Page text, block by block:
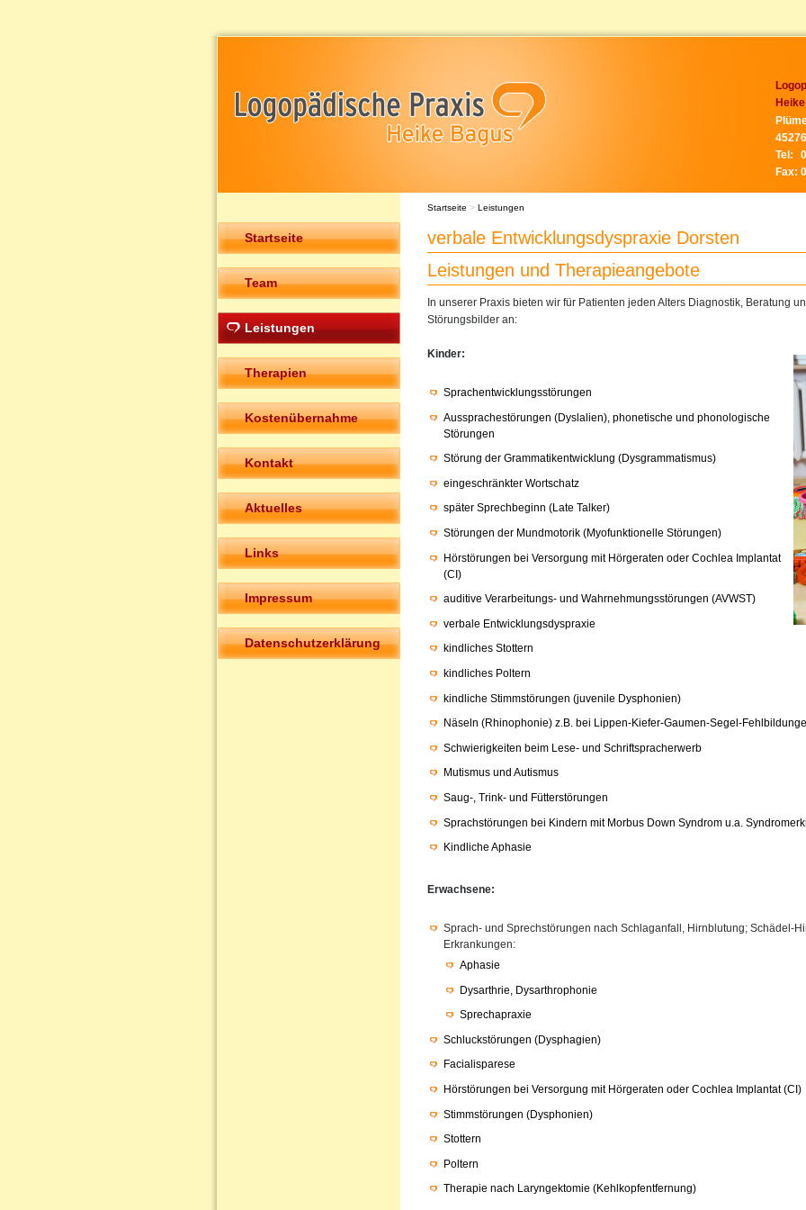
Tel:
Fax:
Startseite
Team
Leistungen
Therapien
Kostenübernahme
Kontakt
Aktuelles
Links
Impressum
Datenschutzerklärung
Startseite > Leistungen
verbale Entwicklungsdyspraxie Dorsten
Leistungen und Therapieangebote
In unserer Praxis bieten wir für Patienten jeden Alters Diagnostik, Beratung
Störungsbilder an:
Kinder:
Sprachentwicklungsstörungen
Aussprachestörungen (Dyslalien), phonetische und phonologische
Störungen
Störung der Grammatikentwicklung (Dysgrammatismus)
eingeschränkter Wortschatz
später Sprechbeginn (Late Talker)
Störungen der Mundmotorik (Myofunktionelle Störungen)
Hörstörungen bei Versorgung mit Hörgeraten oder Cochlea Implantat
(CI)
auditive Verarbeitungs- und Wahrnehmungsstörungen (AVWST)
verbale Entwicklungsdyspraxie
kindliches Stottern
kindliches Poltern
kindliche Stimmstörungen (juvenile Dysphonien)
Näseln (Rhinophonie) z.B. bei Lippen-Kiefer-Gaumen-Segel-
Schwierigkeiten beim Lese- und Schriftspracherwerb
Mutismus und Autismus
Saug-, Trink- und Fütterstörungen
Sprachstörungen bei Kindern mit Morbus Down Syndrom u.a.
Kindliche Aphasie
Erwachsene:
Sprach- und Sprechstörungen nach Schlaganfall, Hirnblutung; Schädel-
Erkrankungen:
Aphasie
Dysarthrie, Dysarthrophonie
Sprechapraxie
Schluckstörungen (Dysphagien)
Facialisparese
Hörstörungen bei Versorgung mit Hörgeraten oder Cochlea Implantat (CI)
Stimmstörungen (Dysphonien)
Stottern
Poltern
Therapie nach Laryngektomie (Kehlkopfentfernung)